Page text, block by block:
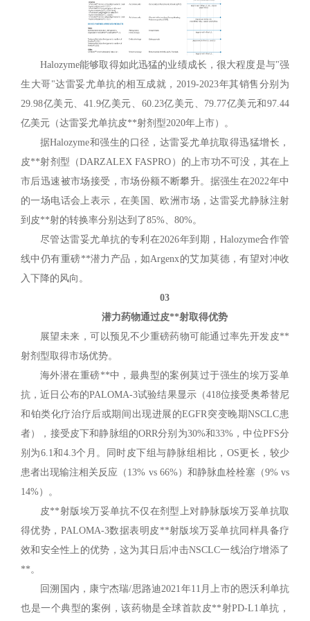
Halozyme能够取得如此迅猛的业绩成长，很大程度是与"强
生大哥"达雷妥尤单抗的相互成就，2019-2023年其销售分别为
29.98亿美元、41.9亿美元、60.23亿美元、79.77亿美元和97.44
亿美元（达雷妥尤单抗皮**射剂型2020年上市）。
据Halozyme和强生的口径，达雷妥尤单抗取得迅猛增长，
皮**射剂型（DARZALEX FASPRO）的上市功不可没，其在上
市后迅速被市场接受，市场份额不断攀升。据强生在2022年中
的一场电话会上表示，在美国、欧洲市场，达雷妥尤静脉注射
到皮**射的转换率分别达到了85%、80%。
尽管达雷妥尤单抗的专利在2026年到期，Halozyme合作管
线中仍有重磅**潜力产品，如Argenx的艾加莫德，有望对冲收
入下降的风向。
03
潜力药物通过皮**射取得优势
展望未来，可以预见不少重磅药物可能通过率先开发皮**
射剂型取得市场优势。
海外潜在重磅**中，最典型的案例莫过于强生的埃万妥单
抗，近日公布的PALOMA-3试验结果显示（418位接受奥希替尼
和铂类化疗治疗后或期间出现进展的EGFR突变晚期NSCLC患
者），接受皮下和静脉组的ORR分别为30%和33%，中位PFS分
别为6.1和4.3个月。同时皮下组与静脉组相比，OS更长，较少
患者出现输注相关反应（13% vs 66%）和静脉血栓栓塞（9% vs
14%）。
皮**射版埃万妥单抗不仅在剂型上对静脉版埃万妥单抗取
得优势，PALOMA-3数据表明皮**射版埃万妥单抗同样具备疗
效和安全性上的优势，这为其日后冲击NSCLC一线治疗增添了
**。
回溯国内，康宁杰瑞/思路迪2021年11月上市的恩沃利单抗
也是一个典型的案例，该药物是全球首款皮**射PD-L1单抗，